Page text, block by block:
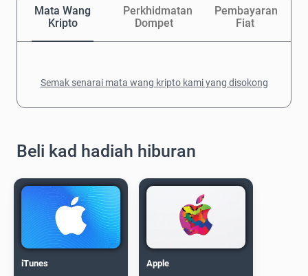
Mata Wang
Kripto
Perkhidmatan
Dompet
Pembayaran
Fiat
Semak senarai mata wang kripto kami yang disokong
Beli kad hadiah hiburan
iTunes Apple